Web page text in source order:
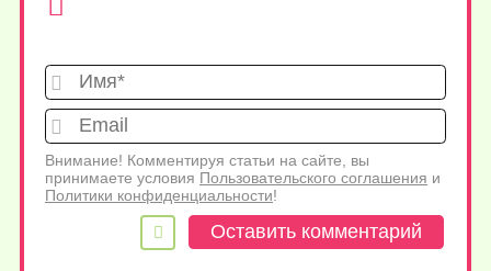
Имя*
Внимание! Комментируя статьи на сайте, вы
принимаете условия Пользовательского соглашения и
Политики конфиденциальности!